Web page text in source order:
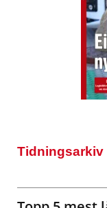
Tidningsarkiv